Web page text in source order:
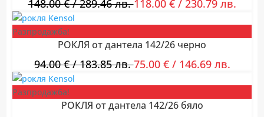
148.00€/ 289.46 лв.118.00 €/ 230.79 лв.
Разпродажба!
РОКЛЯ от дантела 142/26 черно
94.00€/ 183.85 лв.75.00 €/ 146.69 лв.
Разпродажба!
РОКЛЯ от дантела 142/26 бяло